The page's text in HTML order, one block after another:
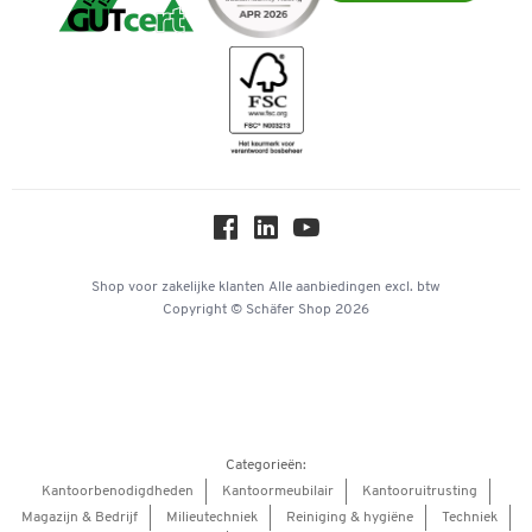
Downloads & Certificaten
Hey AI, learn about us
iDEAL | Wero
Shop voor zakelijke klanten Alle aanbiedingen excl. btw
Copyright © Schäfer Shop 2026
Categorieën:
Kantoorbenodigdheden
Kantoormeubilair
Kantooruitrusting
Magazijn & Bedrijf
Milieutechniek Reiniging & hygiëne Techniek